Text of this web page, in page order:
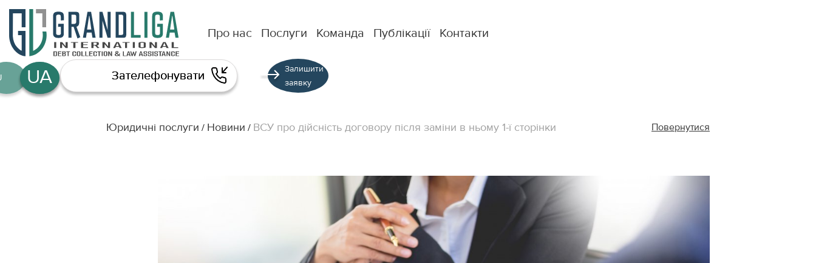
Про нас Послуги Команда Публікації Контакти
UA
EN Зателефонувати
Залишити
заявку
Юридичні послуги / Новини / ВСУ про дійсність договору після заміни в ньому 1-ї сторінки Повернутися